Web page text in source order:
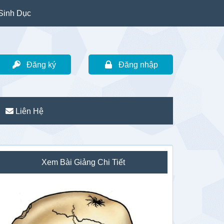
Dục
Đăng ký Đăng nhập
Liên Hệ
Xem Bài Giảng Chi Tiết